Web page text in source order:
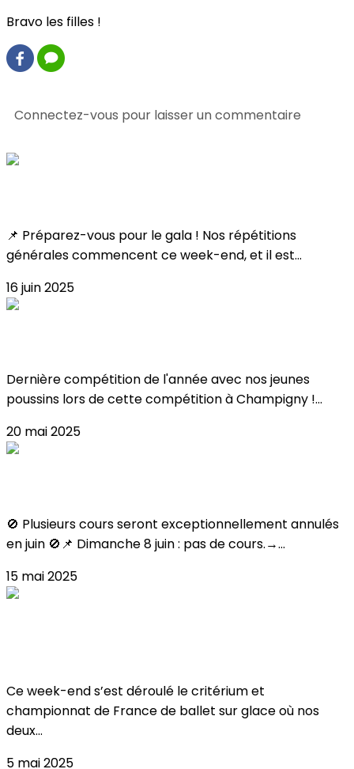
Bravo les filles !
Connectez-vous pour laisser un commentaire
📌 Préparez-vous pour le gala ! Nos répétitions
générales commencent ce week-end, et il est...
16 juin 2025
Dernière compétition de l'année avec nos jeunes
poussins lors de cette compétition à Champigny !...
20 mai 2025
🚫 Plusieurs cours seront exceptionnellement annulés
en juin 🚫📌 Dimanche 8 juin : pas de cours.→...
15 mai 2025
Ce week-end s’est déroulé le critérium et
championnat de France de ballet sur glace où nos
deux...
5 mai 2025